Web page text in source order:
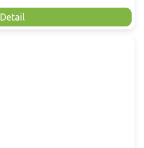
Detail